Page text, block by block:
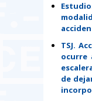
TSJ.
ocurre
de